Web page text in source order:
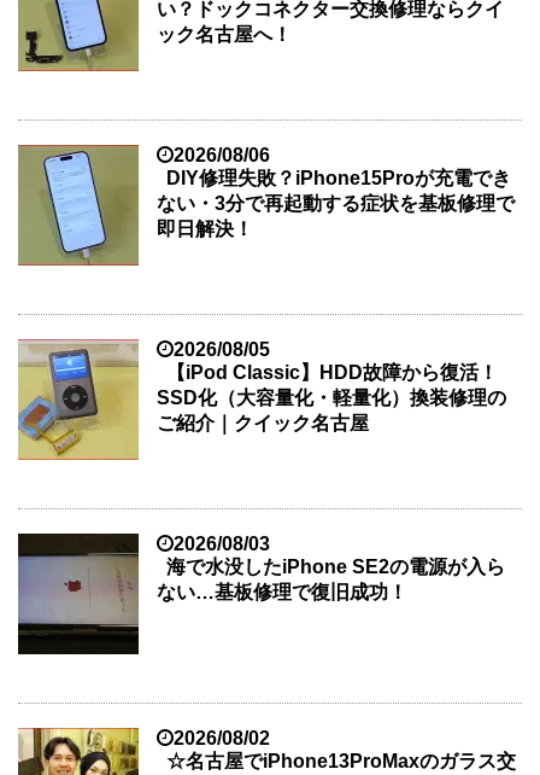
い？ドックコネクター交換修理ならクイ
ック名古屋へ！
2026/08/06
DIY修理失敗？iPhone15Proが充電でき
ない・3分で再起動する症状を基板修理で
即日解決！
2026/08/05
【iPod Classic】HDD故障から復活！
SSD化（大容量化・軽量化）換装修理の
ご紹介｜クイック名古屋
2026/08/03
海で水没したiPhone SE2の電源が入ら
ない…基板修理で復旧成功！
2026/08/02
☆名古屋でiPhone13ProMaxのガラス交